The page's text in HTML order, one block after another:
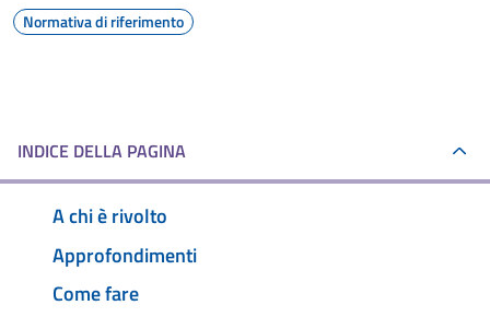
Normativa di riferimento
INDICE DELLA PAGINA
A chi è rivolto
Approfondimenti
Come fare